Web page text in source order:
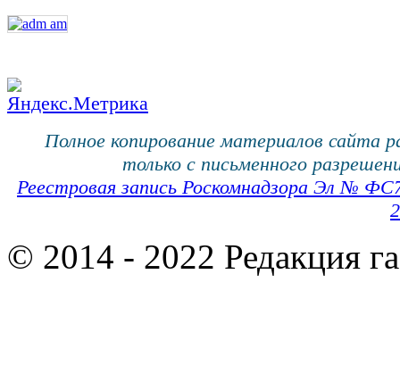
Полное копирование материалов сайта
только с письменного
Реестровая запись Роскомнадзора Эл №
© 2014 - 2022 Редакция